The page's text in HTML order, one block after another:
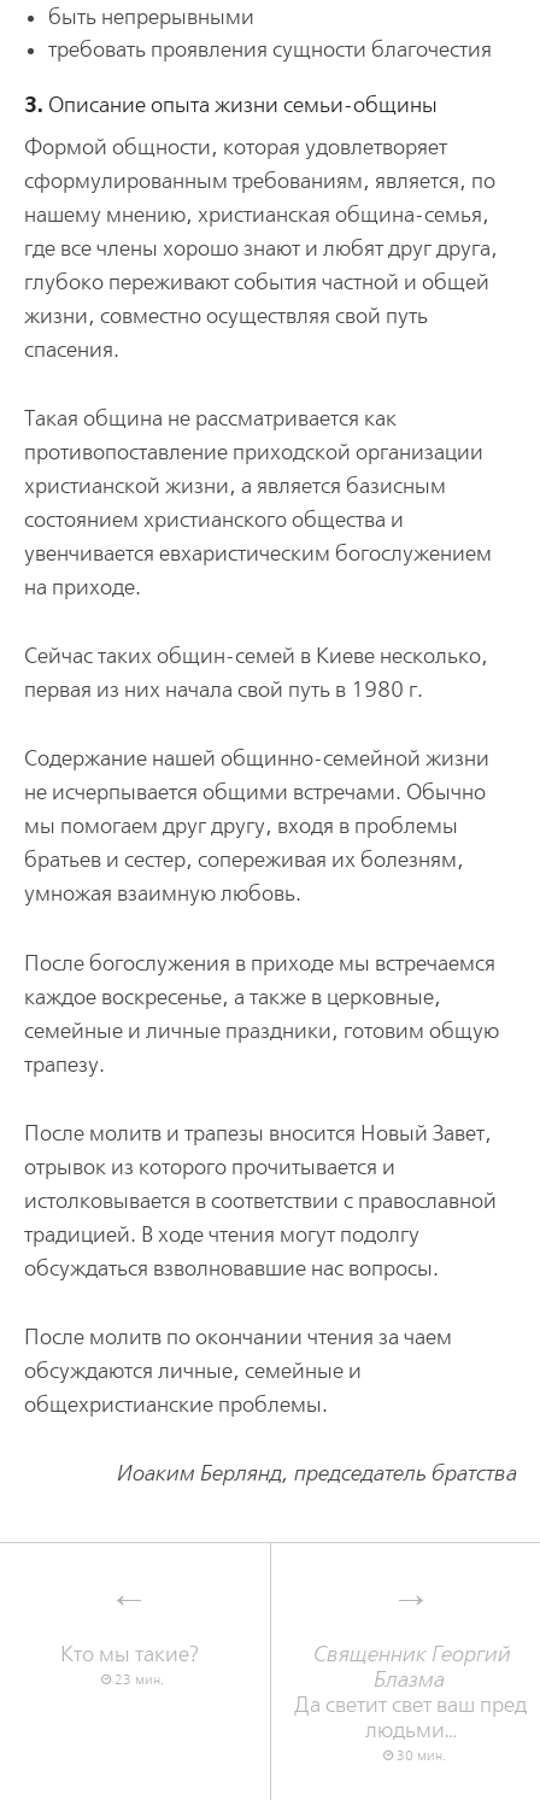
быть непрерывными
требовать проявления сущности благочестия
3. Описание опыта жизни семьи-общины
Формой общности, которая удовлетворяет
сформулированным требованиям, является, по
нашему мнению, христианская община-семья,
где все члены хорошо знают и любят друг друга,
глубоко переживают события частной и общей
жизни, совместно осуществляя свой путь
спасения.
Такая община не рассматривается как
противопоставление приходской организации
христианской жизни, а является базисным
состоянием христианского общества и
увенчивается евхаристическим богослужением
на приходе.
Сейчас таких общин-семей в Киеве несколько,
первая из них начала свой путь в 1980 г.
Содержание нашей общинно-семейной жизни
не исчерпывается общими встречами. Обычно
мы помогаем друг другу, входя в проблемы
братьев и сестер, сопереживая их болезням,
умножая взаимную любовь.
После богослужения в приходе мы встречаемся
каждое воскресенье, а также в церковные,
семейные и личные праздники, готовим общую
трапезу.
После молитв и трапезы вносится Новый Завет,
отрывок из которого прочитывается и
истолковывается в соответствии с православной
традицией. В ходе чтения могут подолгу
обсуждаться взволновавшие нас вопросы.
После молитв по окончании чтения за чаем
обсуждаются личные, семейные и
общехристианские проблемы.
Иоаким Берлянд, председатель братства
Кто мы такие?
23 мин.
Священник Георгий
Блазма
Да светит свет ваш пред
людьми…
30 мин.